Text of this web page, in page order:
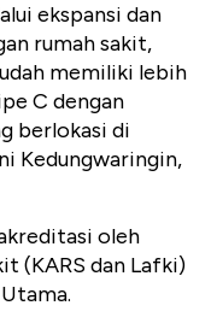
ekspansi dan
rumah sakit,
memiliki lebih
C dengan
berlokasi di
Kedungwaringin,
oleh
(KARS dan Lafki)